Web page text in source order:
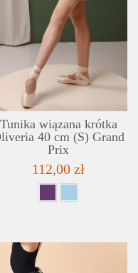
LISTA ŻYCZEŃ
SZCZEGÓŁY
Tunika wiązana krótka
40 cm (S) Grand
Prix
112,00 zł